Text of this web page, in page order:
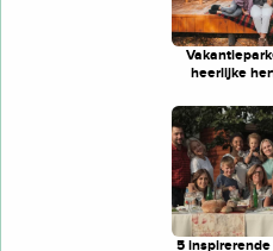
heerlijke
5 inspirerende